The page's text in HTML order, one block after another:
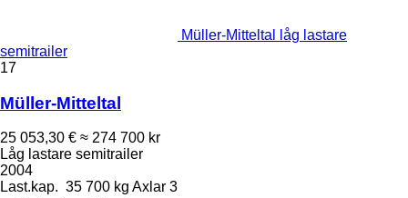
Müller-Mitteltal låg lastare
semitrailer
17
Müller-Mitteltal
25 053,30 € ≈ 274 700 kr
Låg lastare semitrailer
2004
Last.kap. 35 700 kg Axlar 3